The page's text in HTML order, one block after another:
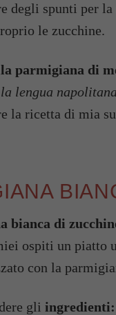
degli spunti per
le zucchine.
parmigiana di
lengua napolitana
la ricetta di mia
bianca di
ospiti un piatto
con la
gli ingredienti: